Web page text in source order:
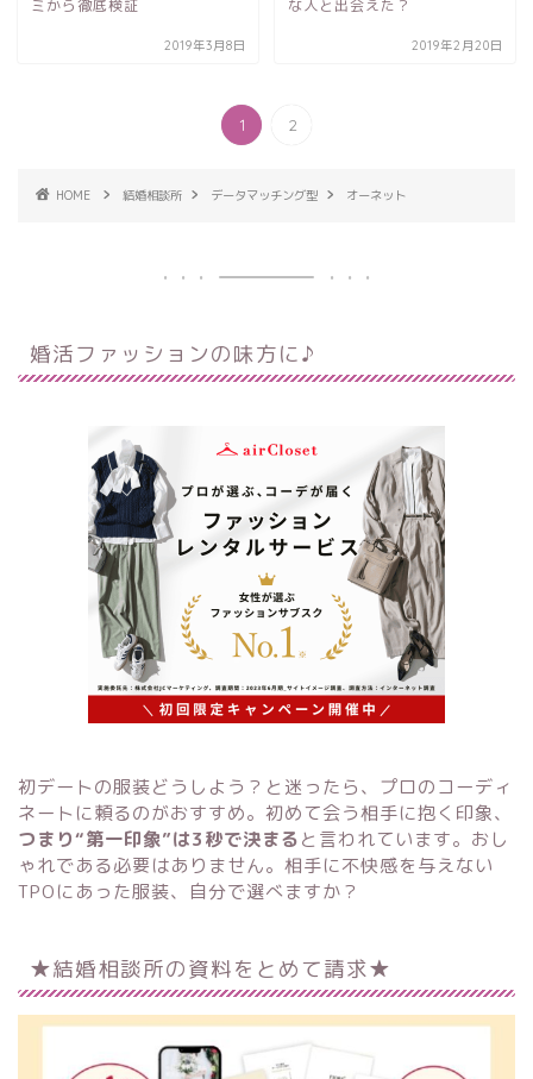
ミから徹底検証
2019年3月8日
な人と出会えた？
2019年2月20日
1 2
HOME 結婚相談所 データマッチング型 オーネット
婚活ファッションの味方に♪
初デートの服装どうしよう？と迷ったら、プロのコーディ
ネートに頼るのがおすすめ。初めて会う相手に抱く印象、
つまり“第一印象”は3秒で決まると言われています。おし
ゃれである必要はありません。相手に不快感を与えない
TPOにあった服装、自分で選べますか？
★結婚相談所の資料をとめて請求★